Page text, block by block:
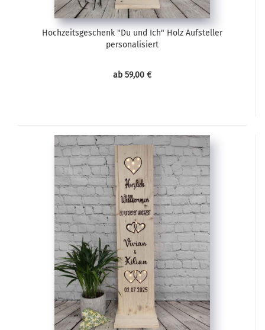
Hochzeitsgeschenk "Du und Ich" Holz Aufsteller
personalisiert
ab 59,00 €